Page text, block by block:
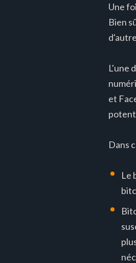
Une
Bien
L'une
et
Dans
Le